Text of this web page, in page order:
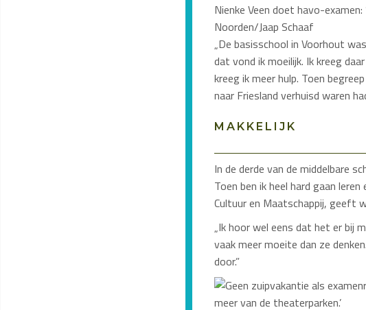
Nienke Veen doet havo-
Noorden/Jaap Schaaf
„De basisschool in Voorhout
dat vond ik moeilijk. Ik kreeg
kreeg ik meer hulp. Toen
naar Friesland verhuisd waren
MAKKELIJK
In de derde van de middelbare
Toen ben ik heel hard gaan
Cultuur en Maatschappij, geeft
„Ik hoor wel eens dat het er bij
vaak meer moeite dan ze
door.”